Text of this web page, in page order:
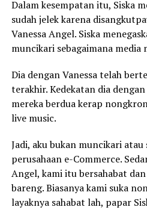
Dalam kesempatan itu, Siska
sudah jelek karena
Vanessa Angel. Siska
muncikari sebagaimana media
Dia dengan Vanessa telah
terakhir. Kedekatan dia
mereka berdua kerap
live music.
Jadi, aku bukan muncikari atau
perusahaan e-Commerce.
Angel, kami itu bersahabat
bareng. Biasanya kami suka
layaknya sahabat lah, papar